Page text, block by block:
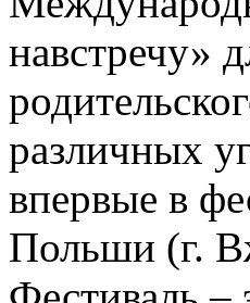
навстречу»
различных
впервые в
Польши (г.